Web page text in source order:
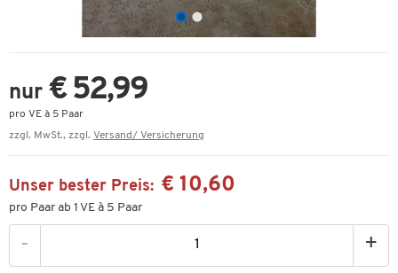
nur € 52,99
pro VE à 5 Paar
zzgl. MwSt., zzgl. Versand/ Versicherung
Unser bester Preis: € 10,60
pro Paar ab 1 VE à 5 Paar
- +